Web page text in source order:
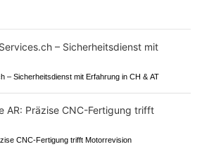
– Sicherheitsdienst mit Erfahrung in CH & AT
CNC-Fertigung trifft Motorrevision